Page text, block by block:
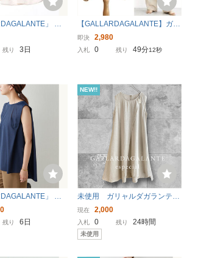
」 半
ベージュ レ
残り 3日
【GALLARDAGALANTE】ガー
メントウォッシュコットンニッ
トカーディガン
即決 2,980
入札 0 残り 49分10秒
」 ノ
ラウス FREE ネイ
ス
残り 6日
NEW!!
未使用 ガリャルダガランテ
GALLARDAGALANTE リネン
混ノースリーブワンピース♪
現在 2,000
入札 0 残り 24時間
未使用